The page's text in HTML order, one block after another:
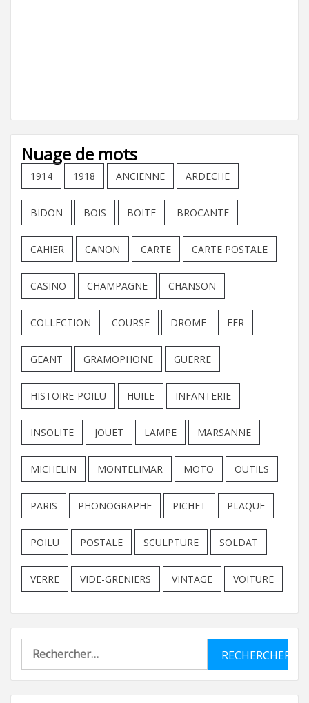
Nuage de mots
1914 1918 ANCIENNE ARDECHE
BIDON BOIS BOITE BROCANTE
CAHIER CANON CARTE CARTE POSTALE
CASINO CHAMPAGNE CHANSON
COLLECTION COURSE DROME FER
GEANT GRAMOPHONE GUERRE
HISTOIRE-POILU HUILE INFANTERIE
INSOLITE JOUET LAMPE MARSANNE
MICHELIN MONTELIMAR MOTO OUTILS
PARIS PHONOGRAPHE PICHET PLAQUE
POILU POSTALE SCULPTURE SOLDAT
VERRE VIDE-GRENIERS VINTAGE VOITURE
Rechercher :